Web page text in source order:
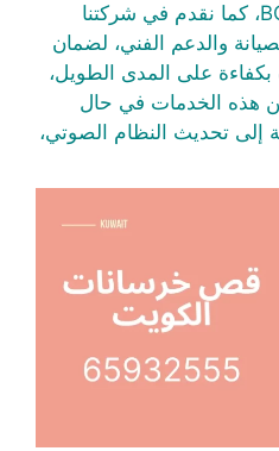
JPL وسماعات سقف BOSE، كما نقدم في شركتنا
والدعم الفني، لضمان
على المدى الطويل،
من هذه الخدمات في حال
تحديث النظام الصوتي،